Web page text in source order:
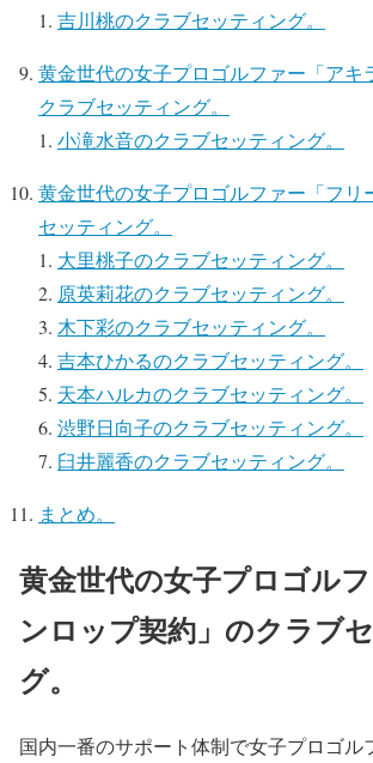
吉川桃のクラブセッティング。
黄金世代の女子プロゴルファー「アキ
クラブセッティング。
小滝水音のクラブセッティング。
黄金世代の女子プロゴルファー「フリ
セッティング。
大里桃子のクラブセッティング。
原英莉花のクラブセッティング。
木下彩のクラブセッティング。
吉本ひかるのクラブセッティング。
天本ハルカのクラブセッティング。
渋野日向子のクラブセッティング。
臼井麗香のクラブセッティング。
まとめ。
黄金世代の女子プロゴル
ンロップ契約」のクラブ
グ。
国内一番のサポート体制で女子プロゴル